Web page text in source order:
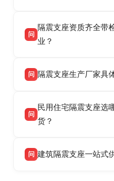
话：13323182312。
产厂家，可提供支座选
供货、现场安装指导一
话：13323182312。
问
隔震支座资质齐全带
业？
品资质齐全，每批次
货，厂家电话：
号北方工业基地。
问 隔震支座生产厂家具
高新区北方工业基地迎
支座源头工厂，生产
问
民用住宅隔震支座选
货？
适用于民用住宅隔震
问 建筑隔震支座一站式